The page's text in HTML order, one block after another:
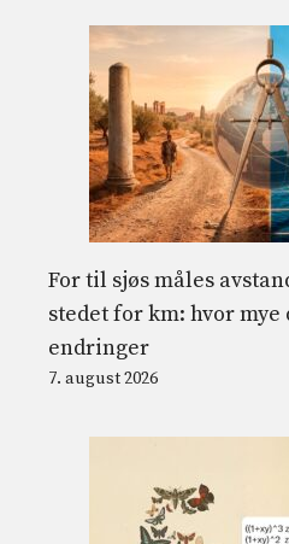
For til sjøs måles
stedet for km: hvor
endringer
7. august 2026